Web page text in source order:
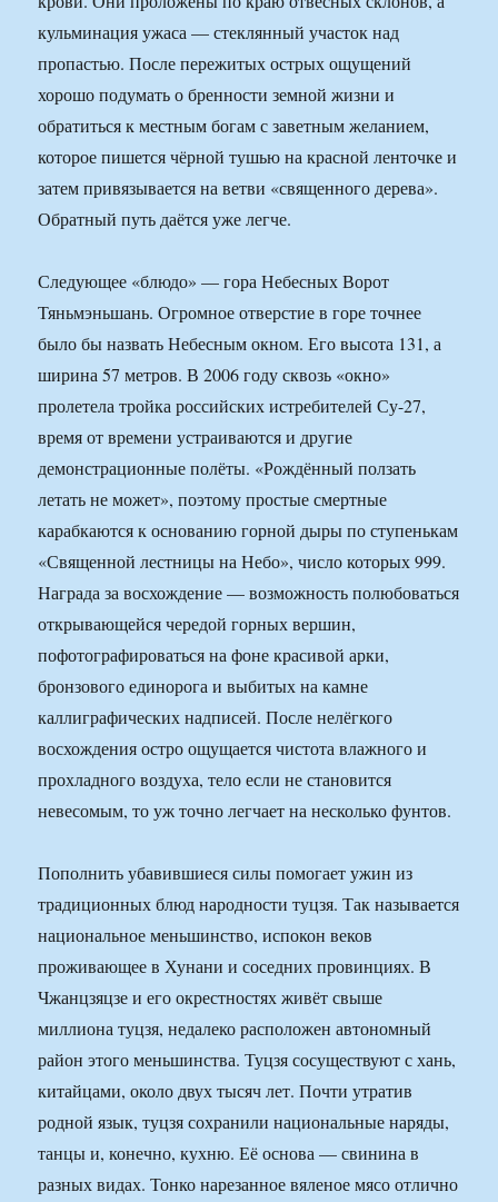
кульминация ужаса — стеклянный участок над
пропастью. После пережитых острых ощущений
хорошо подумать о бренности земной жизни и
обратиться к местным богам с заветным желанием,
которое пишется чёрной тушью на красной ленточке и
затем привязывается на ветви «священного дерева».
Обратный путь даётся уже легче.
Следующее «блюдо» — гора Небесных Ворот
Тяньмэньшань. Огромное отверстие в горе точнее
было бы назвать Небесным окном. Его высота 131, а
ширина 57 метров. В 2006 году сквозь «окно»
пролетела тройка российских истребителей Су-27,
время от времени устраиваются и другие
демонстрационные полёты. «Рождённый ползать
летать не может», поэтому простые смертные
карабкаются к основанию горной дыры по ступенькам
«Священной лестницы на Небо», число которых 999.
Награда за восхождение — возможность полюбоваться
открывающейся чередой горных вершин,
пофотографироваться на фоне красивой арки,
бронзового единорога и выбитых на камне
каллиграфических надписей. После нелёгкого
восхождения остро ощущается чистота влажного и
прохладного воздуха, тело если не становится
невесомым, то уж точно легчает на несколько фунтов.
Пополнить убавившиеся силы помогает ужин из
традиционных блюд народности туцзя. Так называется
национальное меньшинство, испокон веков
проживающее в Хунани и соседних провинциях. В
Чжанцзяцзе и его окрестностях живёт свыше
миллиона туцзя, недалеко расположен автономный
район этого меньшинства. Туцзя сосуществуют с хань,
китайцами, около двух тысяч лет. Почти утратив
родной язык, туцзя сохранили национальные наряды,
танцы и, конечно, кухню. Её основа — свинина в
разных видах. Тонко нарезанное вяленое мясо отлично